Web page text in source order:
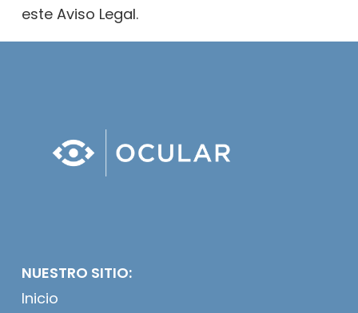
este Aviso Legal.
NUESTRO SITIO:
Inicio